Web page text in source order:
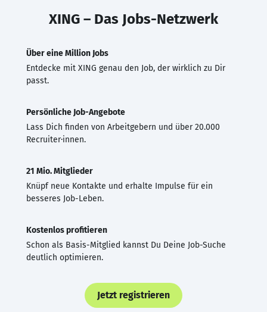
XING – Das Jobs-Netzwerk
Über eine Million Jobs
Entdecke mit XING genau den Job, der wirklich zu Dir
passt.
Persönliche Job-Angebote
Lass Dich finden von Arbeitgebern und über 20.000
Recruiter·innen.
21 Mio. Mitglieder
Knüpf neue Kontakte und erhalte Impulse für ein
besseres Job-Leben.
Kostenlos profitieren
Schon als Basis-Mitglied kannst Du Deine Job-Suche
deutlich optimieren.
Jetzt registrieren